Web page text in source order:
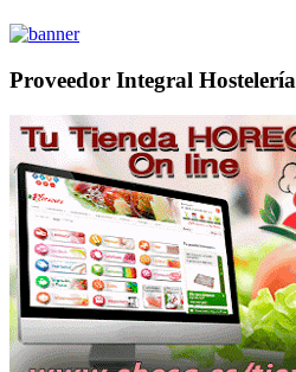
Proveedor Integral Hostelería